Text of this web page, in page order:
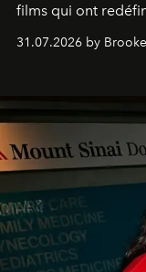
films qui ont
31.07.2026 by